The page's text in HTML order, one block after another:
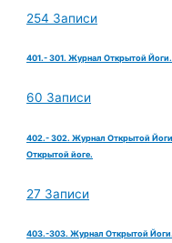
254 Записи
401.- 301. Журнал Открытой
60 Записи
402.- 302. Журнал Открытой
Открытой йоге.
27 Записи
403.-303. Журнал Открытой